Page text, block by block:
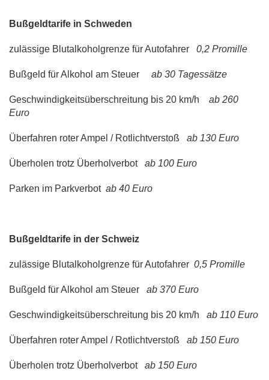
Bußgeldtarife in Schweden
zulässige Blutalkoholgrenze für Autofahrer 0,2 Promille
Bußgeld für Alkohol am Steuer ab 30 Tagessätze
Geschwindigkeitsüberschreitung bis 20 km/h
ab 260
Euro
Überfahren roter Ampel / Rotlichtverstoß ab 130 Euro
Überholen trotz Überholverbot ab 100 Euro
Parken im Parkverbot ab 40 Euro
Bußgeldtarife in der Schweiz
zulässige Blutalkoholgrenze für Autofahrer 0,5 Promille
Bußgeld für Alkohol am Steuer ab 370 Euro
Geschwindigkeitsüberschreitung bis 20 km/h ab 110 Euro
Überfahren roter Ampel / Rotlichtverstoß ab 150 Euro
Überholen trotz Überholverbot ab 150 Euro